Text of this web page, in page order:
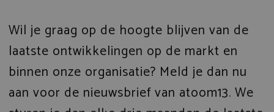
Wil je graag op de hoogte blijven van de
laatste ontwikkelingen op de markt en
binnen onze organisatie? Meld je dan nu
aan voor de nieuwsbrief van atoom13. We